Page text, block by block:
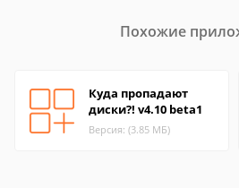
Похожие
Куда пропадают
диски?! v4.10 beta1
Версия: (3.85 МБ)